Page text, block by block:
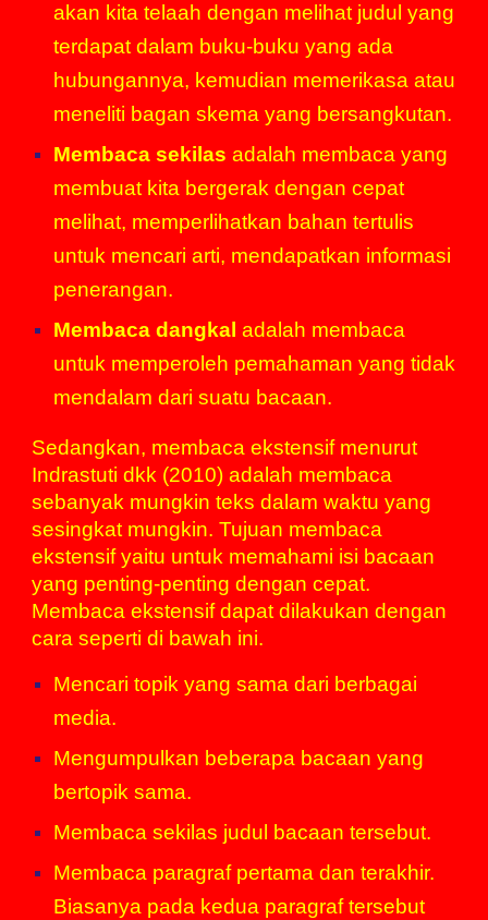
akan kita telaah dengan melihat judul yang
terdapat dalam buku-buku yang ada
hubungannya, kemudian memerikasa atau
meneliti bagan skema yang bersangkutan.
Membaca sekilas adalah membaca yang
membuat kita bergerak dengan cepat
melihat, memperlihatkan bahan tertulis
untuk mencari arti, mendapatkan informasi
penerangan.
Membaca dangkal adalah membaca
untuk memperoleh pemahaman yang tidak
mendalam dari suatu bacaan.
Sedangkan, membaca ekstensif menurut
Indrastuti dkk (2010) adalah membaca
sebanyak mungkin teks dalam waktu yang
sesingkat mungkin. Tujuan membaca
ekstensif yaitu untuk memahami isi bacaan
yang penting-penting dengan cepat.
Membaca ekstensif dapat dilakukan dengan
cara seperti di bawah ini.
Mencari topik yang sama dari berbagai
media.
Mengumpulkan beberapa bacaan yang
bertopik sama.
Membaca sekilas judul bacaan tersebut.
Membaca paragrafpertama dan terakhir.
Biasanya pada kedua paragraf tersebut